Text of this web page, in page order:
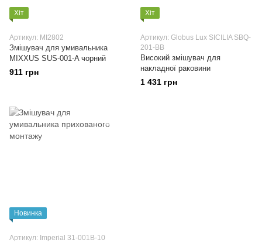
Хіт
Артикул: MI2802
Змішувач для умивальника
MIXXUS SUS-001-A чорний
911 грн
Хіт
Артикул: Globus Lux SICILIA SBQ-
201-BB
Високий змішувач для
накладної раковини
1 431 грн
Новинка
Артикул: Imperial 31-001B-10